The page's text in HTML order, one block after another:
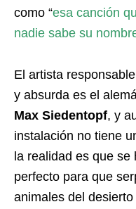
como “esa canción
nadie sabe su
El artista
y absurda es el
Max Siedentopf, y
instalación no tiene
la realidad es que se
perfecto para que
animales del